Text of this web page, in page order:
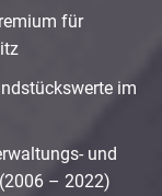
für
im
und
– 2022)